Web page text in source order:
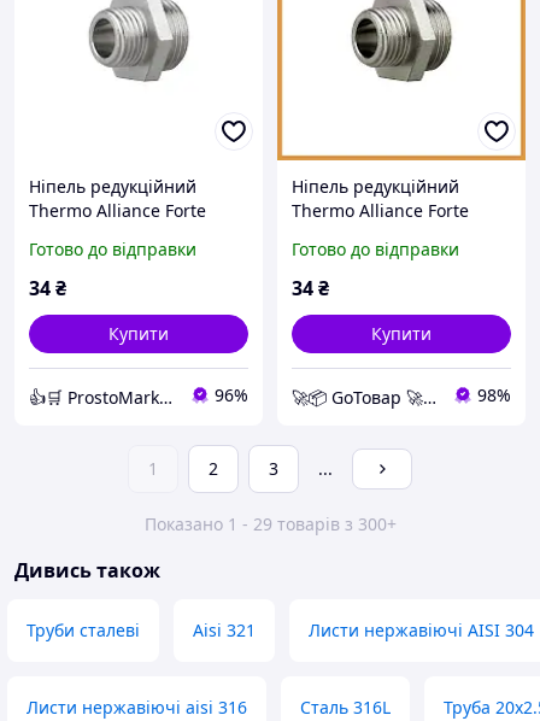
Ніпель редукційний
Thermo Alliance Forte
латунь для труб
перехідної SF35996
Готово до відправки
34₴
Купити
👍🛒 ProstoMarket 👍🛒 мережа інтернет магазинів 96%
Ніпель редукційний
Thermo Alliance Forte
ремонту та з'єднання
труб різного типу
Готово до відправки
34₴
Купити
🚀📦 GoТовар 🚀📦 мережа інтернет магазинів 98%
1 2 3 ...
Показано 1 - 29 товарів з 300+
Дивись також
Труби сталеві Aisi 321 Листи нержавіючі AISI 304
Листи нержавіючі aisi 316 Сталь 316L Труба